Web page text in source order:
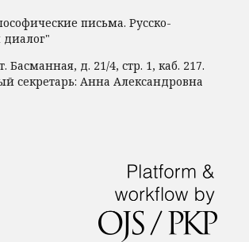
письма. Русско-
диалог"
Басманная, д. 21/4, стр. 1, каб. 217.
секретарь: Анна Александровна